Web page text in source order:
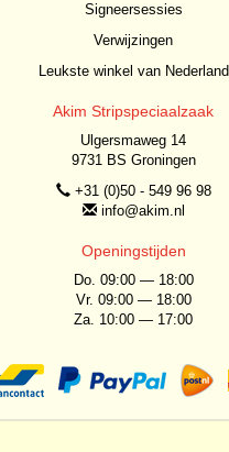
Signeersessies
Verwijzingen
Leukste winkel van Nederland
Akim Stripspeciaalzaak
Ulgersmaweg 14
9731 BS Groningen
+31 (0)50 - 549 96 98
info@akim.nl
Openingstijden
Do. 09:00 — 18:00
Vr. 09:00 — 18:00
Za. 10:00 — 17:00